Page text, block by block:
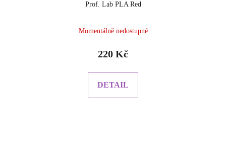
Prof. Lab PLA Red
Momentálně nedostupné
220 Kč
DETAIL